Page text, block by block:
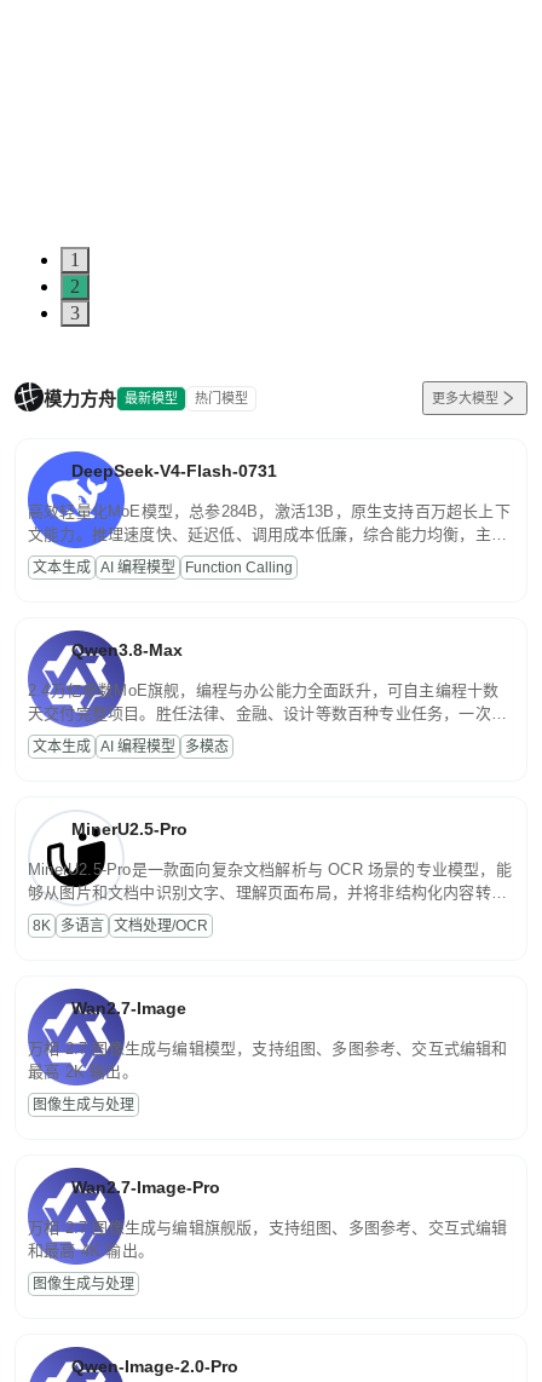
1
2
3
模力方舟 最新模型 热门模型 更多大模型
DeepSeek-V4-Flash-0731
高效轻量化MoE模型，总参284B，激活13B，原生支持百万超长上下
文能力。推理速度快、延迟低、调用成本低廉，综合能力均衡，主打
高并发、轻量化任务，适合日常对话、内容创作、基础 RAG、批量
文案处理等普惠刚需场景。
文本生成 AI 编程模型 Function Calling
Qwen3.8-Max
2.4万亿参数MoE旗舰，编程与办公能力全面跃升，可自主编程十数
天交付完整项目。胜任法律、金融、设计等数百种专业任务，一次对
话端到端交付生产级成果。原生视觉理解贯穿规划、执行与验证全流
程，支持超长文档与长视频的深度语义解析。长程任务中自主规划与
文本生成 AI 编程模型 多模态
MinerU2.5-Pro
MinerU2.5-Pro是一款面向复杂文档解析与 OCR 场景的专业模型，能
够从图片和文档中识别文字、理解页面布局，并将非结构化内容转换
为便于存储、检索和二次处理的结构化结果。
8K 多语言 文档处理/OCR
Wan2.7-Image
万相 2.7 图像生成与编辑模型，支持组图、多图参考、交互式编辑和
最高 2K 输出。
图像生成与处理
Wan2.7-Image-Pro
万相 2.7 图像生成与编辑旗舰版，支持组图、多图参考、交互式编辑
和最高 4K 输出。
图像生成与处理
Qwen-Image-2.0-Pro